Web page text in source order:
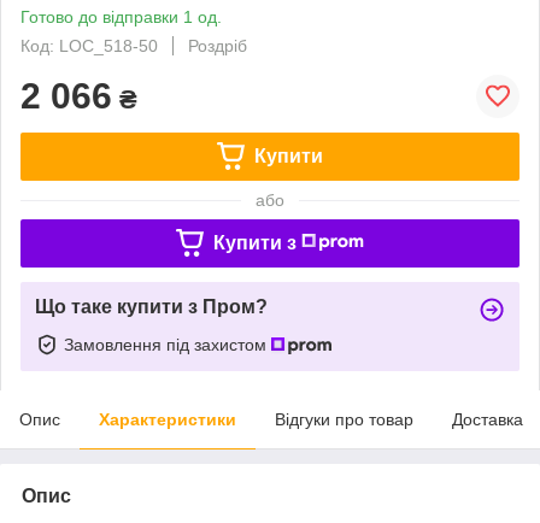
Готово до відправки 1 од.
Код: LOC_518-50
Роздріб
2 066 ₴
Купити
або
Купити з
Що таке купити з Пром?
Замовлення під захистом
Опис Характеристики Відгуки про товар Доставка
Опис